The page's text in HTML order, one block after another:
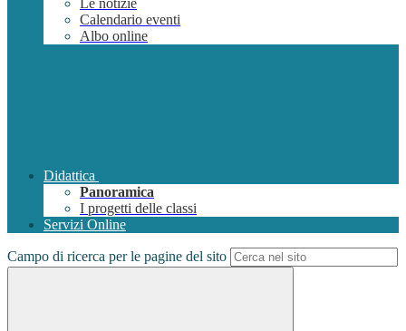
Le notizie
Calendario eventi
Albo online
Didattica
Panoramica
I progetti delle classi
Servizi Online
Campo di ricerca per le pagine del sito